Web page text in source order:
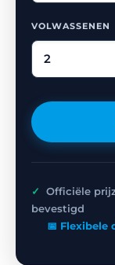
VOLWASSENEN
✓ Officiële
bevestigd
📅 Flexibele